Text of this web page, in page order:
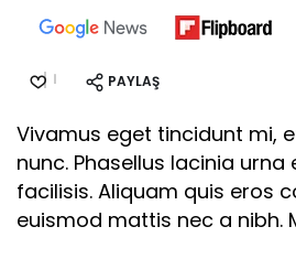
PAYLAŞ
Vivamus eget tincidunt mi,
nunc. Phasellus lacinia
facilisis. Aliquam quis eros
euismod mattis nec a nibh.